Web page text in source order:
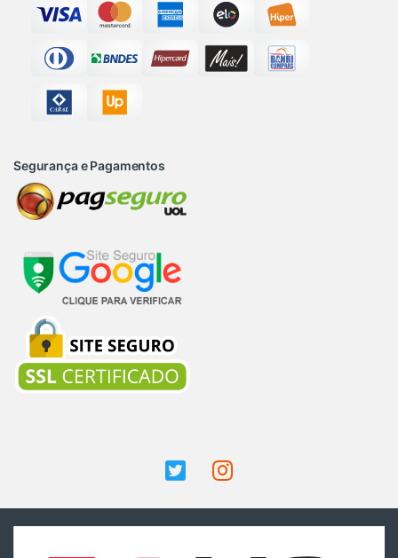
Segurança e Pagamentos